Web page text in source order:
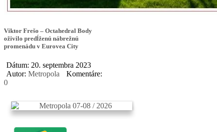
Viktor Frešo – Octahedral Body
oživilo predĺženú nábrežnú
promenádu v Eurovea City
Dátum: 20. septembra 2023
Autor: Metropola
Komentáre:
0